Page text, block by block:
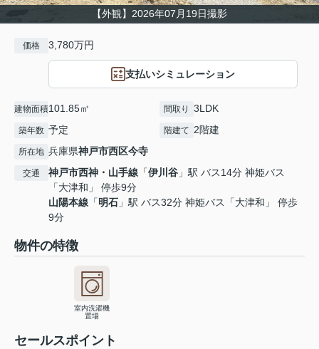
【外観】2026年07月19日撮影
価格 3,780万円
支払いシミュレーション
建物面積101.85㎡ 間取り 3LDK
築年数 予定 階建て 2階建
所在地 兵庫県神戸市西区今寺
交通 神戸市西神・山手線 「伊川谷 」駅 バス14分 神姫バス
「大津和」 停歩9分
山陽本線 「明石 」駅 バス32分 神姫バス「大津和」 停歩
9分
物件の特徴
室内洗濯機
置場
セールスポイント